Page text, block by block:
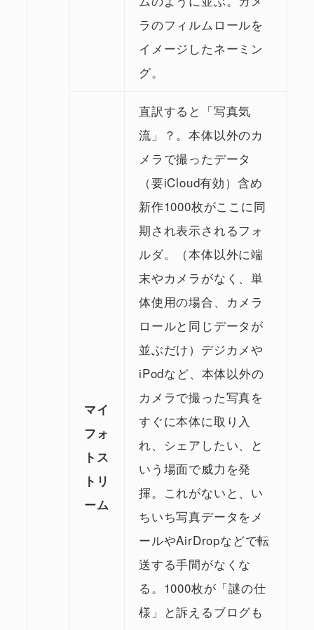
ラのフィルムロールを
イメージしたネーミン
グ。
マイ
フォ
トス
トリ
ーム
直訳すると「写真気
流」？。本体以外のカ
メラで撮ったデータ
（要iCloud有効）含め
新作1000枚がここに同
期され表示されるフォ
ルダ。（本体以外に端
末やカメラがなく、単
体使用の場合、カメラ
ロールと同じデータが
並ぶだけ）デジカメや
iPodなど、本体以外の
カメラで撮った写真を
すぐに本体に取り入
れ、シェアしたい、と
いう場面で威力を発
揮。これがないと、い
ちいち写真データをメ
ールやAirDropなどで転
送する手間がなくな
る。1000枚が「謎の仕
様」と訴えるブログも